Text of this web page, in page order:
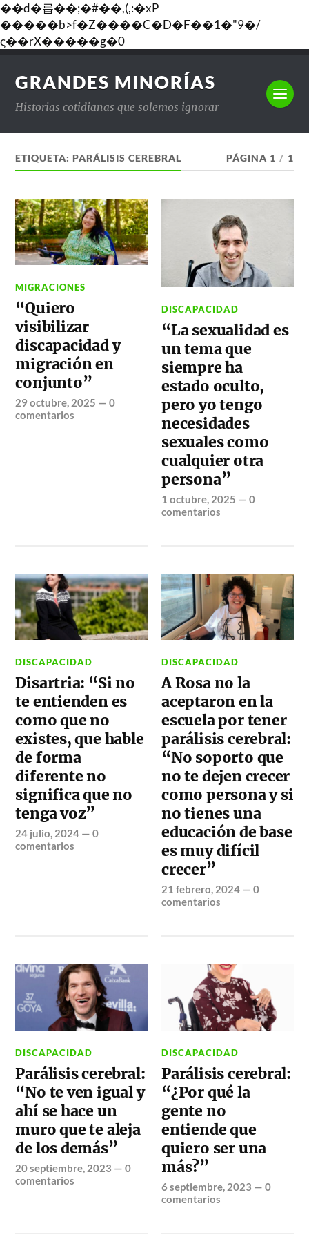
��d�릅��;�#��,(,:�xP
�����b>f�Z����C�D�F��1�"9�/
ς��rX�����g�0
GRANDES MINORÍAS
Historias cotidianas que solemos ignorar
ETIQUETA:PARÁLISIS CEREBRAL PÁGINA 1 / 1
MIGRACIONES
“Quiero
visibilizar
discapacidad y
migración en
conjunto”
29 octubre, 2025 —0
comentarios
DISCAPACIDAD
“La sexualidad es
un tema que
siempre ha
estado oculto,
pero yo tengo
necesidades
sexuales como
cualquier otra
persona”
1 octubre, 2025 —0
comentarios
DISCAPACIDAD
Disartria: “Si no
te entienden es
como que no
existes, que hable
de forma
diferente no
significa que no
tenga voz”
24 julio, 2024 —0
comentarios
DISCAPACIDAD
A Rosa no la
aceptaron en la
escuela por tener
parálisis cerebral:
“No soporto que
no te dejen crecer
como persona y si
no tienes una
educación de base
es muy difícil
crecer”
21 febrero, 2024 —0
comentarios
DISCAPACIDAD
Parálisis cerebral:
“No te ven igual y
ahí se hace un
muro que te aleja
de los demás”
20 septiembre, 2023 —0
comentarios
DISCAPACIDAD
Parálisis cerebral:
“¿Por qué la
gente no
entiende que
quiero ser una
más?”
6 septiembre, 2023 —0
comentarios